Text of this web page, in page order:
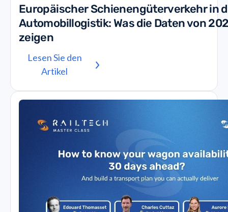
Europäischer Schienengüterverkehr in
Automobillogistik: Was die Daten von
zeigen
Lesen Sie den
Artikel